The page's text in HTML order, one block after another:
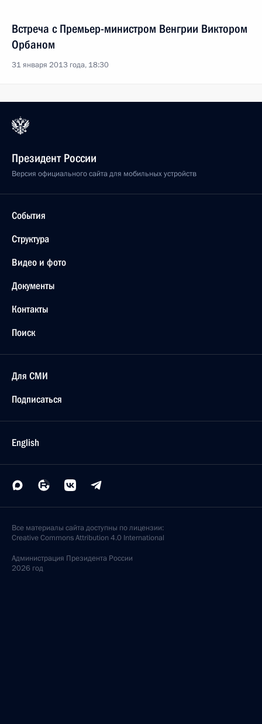
Встреча с Премьер-министром Венгрии Виктором
Орбаном
31 января 2013 года, 18:30
Президент России
Версия официального сайта для мобильных устройств
События
Структура
Видео и фото
Документы
Контакты
Поиск
Для СМИ
Подписаться
English
Все материалы сайта доступны по лицензии:
Creative Commons Attribution 4.0 International
Администрация Президента России
2026 год